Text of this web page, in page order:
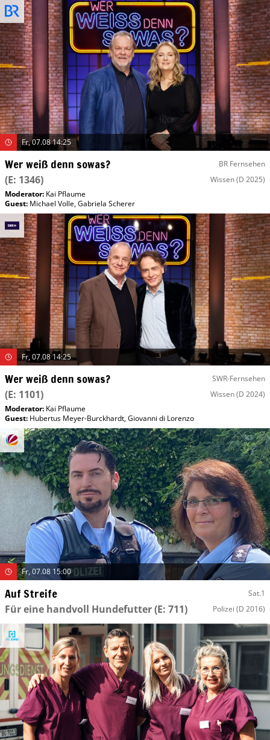
Fr, 07.08 14:25
Wer weiß denn sowas? BR Fernsehen
(E: 1346) Wissen(D 2025)
Moderator: Kai Pflaume
Guest: Michael Volle,Gabriela Scherer
Fr, 07.08 14:25
Wer weiß denn sowas? SWR-Fernsehen
(E: 1101) Wissen(D 2024)
Moderator: Kai Pflaume
Guest: Hubertus Meyer-Burckhardt,Giovanni di Lorenzo
Fr, 07.08 15:00
Auf Streife Sat.1
Für eine handvoll Hundefutter(E: 711) Polizei (D 2016)